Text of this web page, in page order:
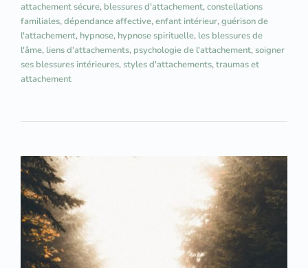
attachement sécure, blessures d'attachement,constellations
familiales,dépendance affective,enfant intérieur,guérison de
l'attachement, hypnose, hypnose spirituelle, les blessures de
l'âme, liens d'attachements, psychologie de l'attachement,soigner
ses blessures intérieures,styles d'attachements,traumas et
attachement